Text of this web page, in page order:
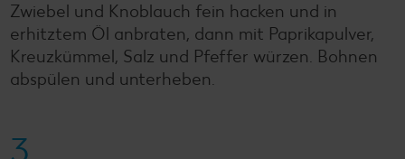
Zwiebel und Knoblauch fein hacken und in
erhitztem Öl anbraten, dann mit Paprikapulver,
Kreuzkümmel, Salz und Pfeffer würzen. Bohnen
abspülen und unterheben.